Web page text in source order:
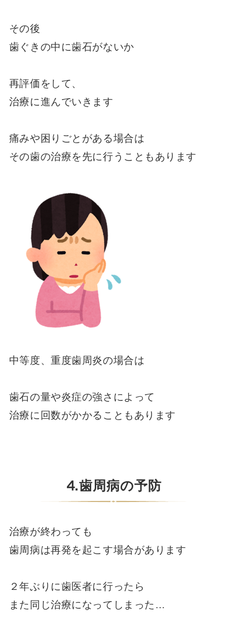
その後
歯ぐきの中に歯石がないか
再評価をして、
治療に進んでいきます
痛みや困りごとがある場合は
その歯の治療を先に行うこともあります
中等度、重度歯周炎の場合は
歯石の量や炎症の強さによって
治療に回数がかかることもあります
⒋歯周病の予防
治療が終わっても
歯周病は再発を起こす場合があります
２年ぶりに歯医者に行ったら
また同じ治療になってしまった…